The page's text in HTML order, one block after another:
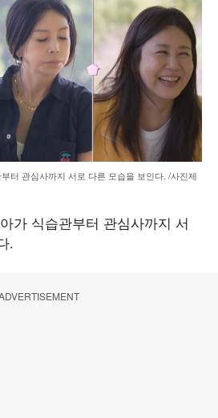
터 관심사까지 서로 다른 모습을 보인다. /사진제
가 식습관부터 관심사까지 서
.